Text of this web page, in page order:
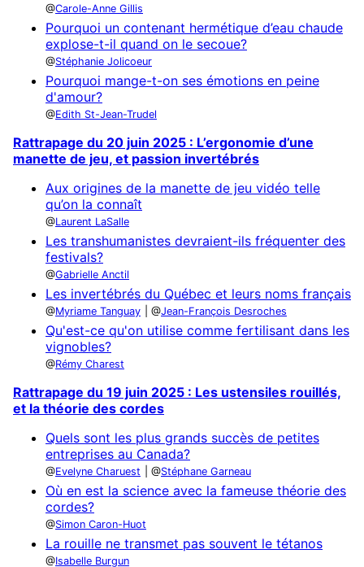
Carole-Anne Gillis
Pourquoi un contenant hermétique d’eau chaude
explose-t-il quand on le secoue?
Stéphanie Jolicoeur
Pourquoi mange-t-on ses émotions en peine
d'amour?
Edith St-Jean-Trudel
Rattrapage du 20 juin 2025 : L’ergonomie d’une
manette de jeu, et passion invertébrés
Aux origines de la manette de jeu vidéo telle
qu’on la connaît
Laurent LaSalle
Les transhumanistes devraient-ils fréquenter des
festivals?
Gabrielle Anctil
Les invertébrés du Québec et leurs noms français
Myriame Tanguay Jean-François Desroches
Qu'est-ce qu'on utilise comme fertilisant dans les
vignobles?
Rémy Charest
Rattrapage du 19 juin 2025 : Les ustensiles rouillés,
et la théorie des cordes
Quels sont les plus grands succès de petites
entreprises au Canada?
Evelyne Charuest Stéphane Garneau
Où en est la science avec la fameuse théorie des
cordes?
Simon Caron-Huot
La rouille ne transmet pas souvent le tétanos
Isabelle Burgun